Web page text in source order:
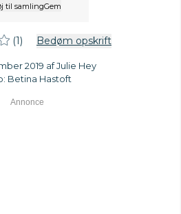
til samlingGem
(1) Bedøm opskrift
2019 af Julie Hey
Betina Hastoft